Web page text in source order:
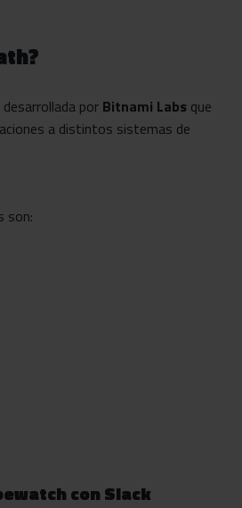
por Bitnami Labs que
a distintos sistemas de
son:
con Slack